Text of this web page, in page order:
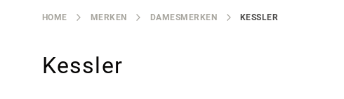
HOME MERKEN DAMESMERKEN KESSLER
Kessler